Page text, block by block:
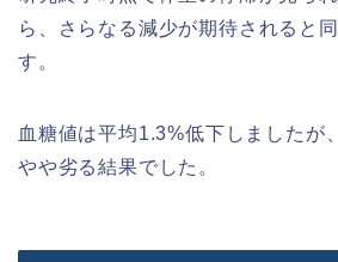
ら、さらなる減少が期待されると
す。
血糖値は平均1.3%低下しましたが
やや劣る結果でした。